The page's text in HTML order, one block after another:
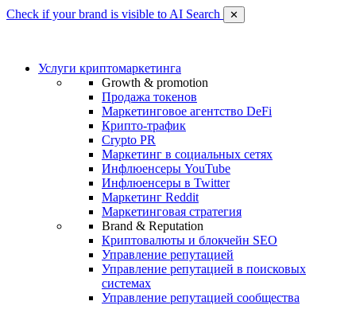
Check if your brand is visible to AI Search ✕
Услуги криптомаркетинга
Growth & promotion
Продажа токенов
Маркетинговое агентство DeFi
Крипто-трафик
Crypto PR
Маркетинг в социальных сетях
Инфлюенсеры YouTube
Инфлюенсеры в Twitter
Маркетинг Reddit
Маркетинговая стратегия
Brand & Reputation
Криптовалюты и блокчейн SEO
Управление репутацией
Управление репутацией в поисковых
системах
Управление репутацией сообщества